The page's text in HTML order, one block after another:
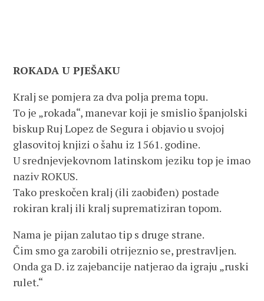
ROKADA U PJEŠAKU
Kralj se pomjera za dva polja prema topu.
To je „rokada“, manevar koji je smislio španjolski
biskup Ruj Lopez de Segura i objavio u svojoj
glasovitoj knjizi o šahu iz 1561. godine.
U srednjevjekovnom latinskom jeziku top je imao
naziv ROKUS.
Tako preskočen kralj (ili zaobiđen) postade
rokiran kralj ili kralj suprematiziran topom.
Nama je pijan zalutao tip s druge strane.
Čim smo ga zarobili otrijeznio se, prestravljen.
Onda ga D. iz zajebancije natjerao da igraju „ruski
rulet.“